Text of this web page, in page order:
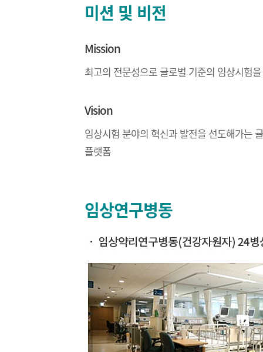
미션 및 비전
Mission
최고의 전문성으로 글로벌 기준의 임상시험
Vision
임상시험 분야의 혁신과 발전을 선도해가는
플랫폼
임상연구병동